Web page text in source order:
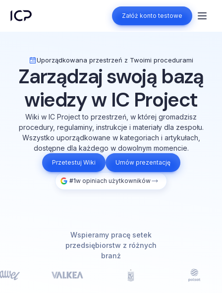
Załóż konto testowe
Załóż konto testowe
Uporządkowana przestrzeń z Twoimi procedurami
Zarządzaj swoją bazą
wiedzy w IC Project
Wiki w IC Project to przestrzeń, w której gromadzisz
procedury, regulaminy, instrukcje i materiały dla zespołu.
Wszystko uporządkowane w kategoriach i artykułach,
dostępne dla każdego w dowolnym momencie.
Przetestuj Wiki Umów prezentację
#1w opiniach użytkowników
Wspieramy pracę setek
przedsiębiorstw z różnych
branż